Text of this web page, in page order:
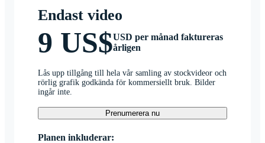
Endast video
9 US$USD per månad faktureras
årligen
Lås upp tillgång till hela vår samling av stockvideor och
rörlig grafik godkända för kommersiellt bruk. Bilder
ingår inte.
Prenumerera nu
Planen inkluderar: